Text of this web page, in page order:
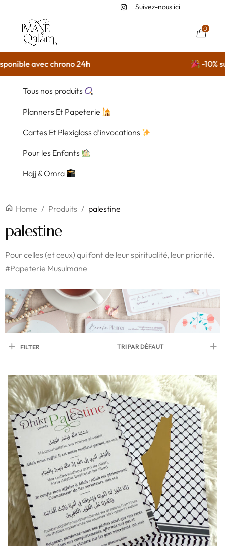
Suivez-nous ici
0
avec chrono 24h -10%
Tous nos produits
Planners Et Papeterie
Cartes Et Plexiglass d’invocations
Pour les Enfants
Hajj & Omra
Home / Produits / palestine
palestine
Pour celles (et ceux) qui font de leur spiritualité, leur priorité.
#Papeterie Musulmane
FILTER TRI PAR DÉFAUT